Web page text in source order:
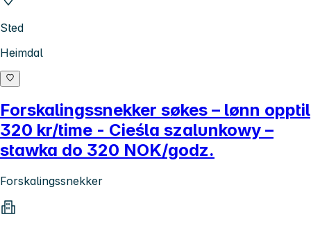
Sted
Heimdal
Forskalingssnekker søkes – lønn opptil
320 kr/time - Cieśla szalunkowy –
stawka do 320 NOK/godz.
Forskalingssnekker